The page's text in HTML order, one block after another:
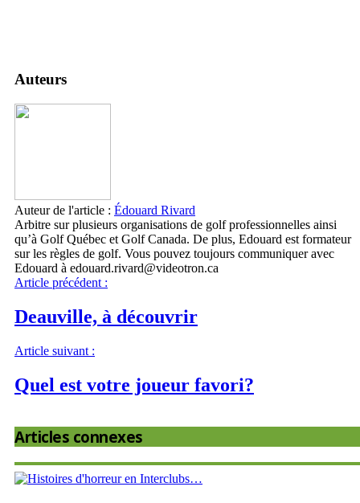
Auteurs
Auteur de l'article : Édouard Rivard
Arbitre sur plusieurs organisations de golf professionnelles ainsi
qu’à Golf Québec et Golf Canada. De plus, Edouard est formateur
sur les règles de golf. Vous pouvez toujours communiquer avec
Edouard à edouard.rivard@videotron.ca
Article précédent :
Deauville, à découvrir
Article suivant :
Quel est votre joueur favori?
Articles connexes